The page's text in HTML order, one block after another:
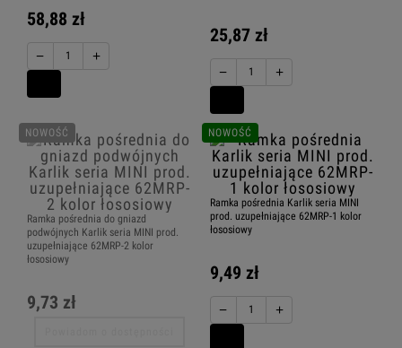
58,88 zł
− +
25,87 zł
− +
Ramka pośrednia do gniazd
podwójnych Karlik seria MINI prod.
uzupełniające 62MRP-2 kolor
łososiowy
9,73 zł
NOWOŚĆ
Ramka pośrednia Karlik seria MINI
prod. uzupełniające 62MRP-1 kolor
łososiowy
9,49 zł
− +
NOWOŚĆ